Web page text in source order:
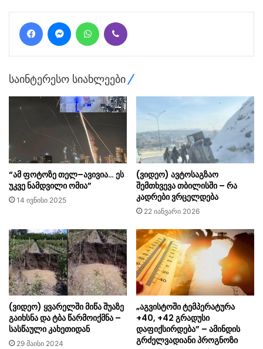
FacebookMessengerWhatsApp
საინტერესო სიახლეები
“ამ ფოტოზე თელ–ავივია… ეს
უკვე ნამდვილი ომია”
14 ივნისი 2025
(ვიდეო) ავტოსაგზაო
შემთხვევა თბილისში – რა
კადრები ვრცელდება
22 იანვარი 2026
(ვიდეო) ყვარელში მიწა შუაზე
გაიხსნა და ტბა წარმოიქმნა –
სასწაული კახეთიდან
29 მაისი 2024
„აგვისტოში ტემპერატურა
+40, +42 გრადუსი
დაფიქსირდება” – ამინდის
გრძელვადიანი პროგნოზი